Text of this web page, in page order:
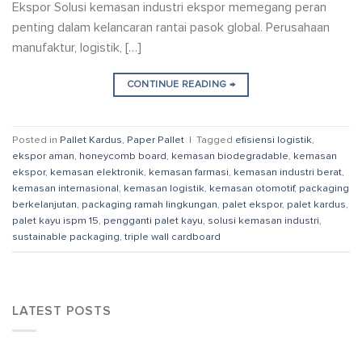
Ekspor Solusi kemasan industri ekspor memegang peran
penting dalam kelancaran rantai pasok global. Perusahaan
manufaktur, logistik, […]
CONTINUE READING →
Posted in Pallet Kardus, Paper Pallet | Tagged efisiensi logistik,
ekspor aman, honeycomb board, kemasan biodegradable, kemasan
ekspor, kemasan elektronik, kemasan farmasi, kemasan industri berat,
kemasan internasional, kemasan logistik, kemasan otomotif, packaging
berkelanjutan, packaging ramah lingkungan, palet ekspor, palet kardus,
palet kayu ispm 15, pengganti palet kayu, solusi kemasan industri,
sustainable packaging, triple wall cardboard
LATEST POSTS